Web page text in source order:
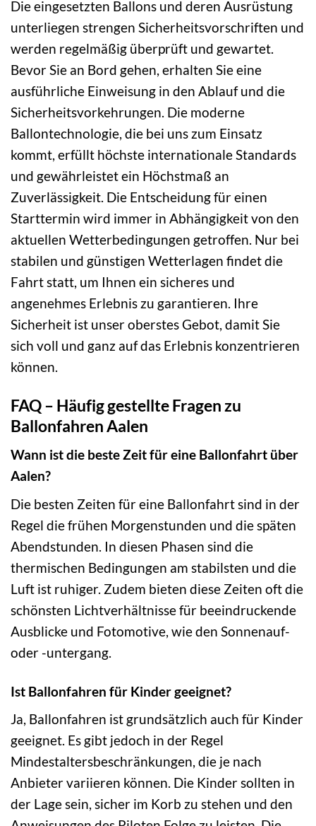
Die eingesetzten Ballons und deren Ausrüstung
unterliegen strengen Sicherheitsvorschriften und
werden regelmäßig überprüft und gewartet.
Bevor Sie an Bord gehen, erhalten Sie eine
ausführliche Einweisung in den Ablauf und die
Sicherheitsvorkehrungen. Die moderne
Ballontechnologie, die bei uns zum Einsatz
kommt, erfüllt höchste internationale Standards
und gewährleistet ein Höchstmaß an
Zuverlässigkeit. Die Entscheidung für einen
Starttermin wird immer in Abhängigkeit von den
aktuellen Wetterbedingungen getroffen. Nur bei
stabilen und günstigen Wetterlagen findet die
Fahrt statt, um Ihnen ein sicheres und
angenehmes Erlebnis zu garantieren. Ihre
Sicherheit ist unser oberstes Gebot, damit Sie
sich voll und ganz auf das Erlebnis konzentrieren
können.
FAQ – Häufig gestellte Fragen zu
Ballonfahren Aalen
Wann ist die beste Zeit für eine Ballonfahrt über
Aalen?
Die besten Zeiten für eine Ballonfahrt sind in der
Regel die frühen Morgenstunden und die späten
Abendstunden. In diesen Phasen sind die
thermischen Bedingungen am stabilsten und die
Luft ist ruhiger. Zudem bieten diese Zeiten oft die
schönsten Lichtverhältnisse für beeindruckende
Ausblicke und Fotomotive, wie den Sonnenauf-
oder -untergang.
Ist Ballonfahren für Kinder geeignet?
Ja, Ballonfahren ist grundsätzlich auch für Kinder
geeignet. Es gibt jedoch in der Regel
Mindestaltersbeschränkungen, die je nach
Anbieter variieren können. Die Kinder sollten in
der Lage sein, sicher im Korb zu stehen und den